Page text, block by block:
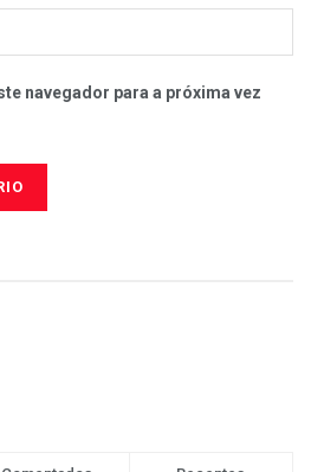
navegador para a próxima vez